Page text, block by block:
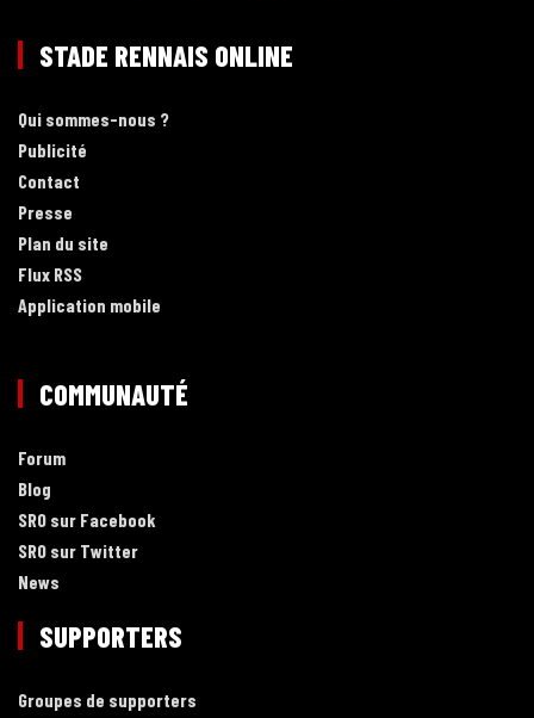
STADE RENNAIS ONLINE
Qui sommes-nous ?
Publicité
Contact
Presse
Plan du site
Flux RSS
Application mobile
COMMUNAUTÉ
Forum
Blog
SRO sur Facebook
SRO sur Twitter
News
SUPPORTERS
Groupes de supporters